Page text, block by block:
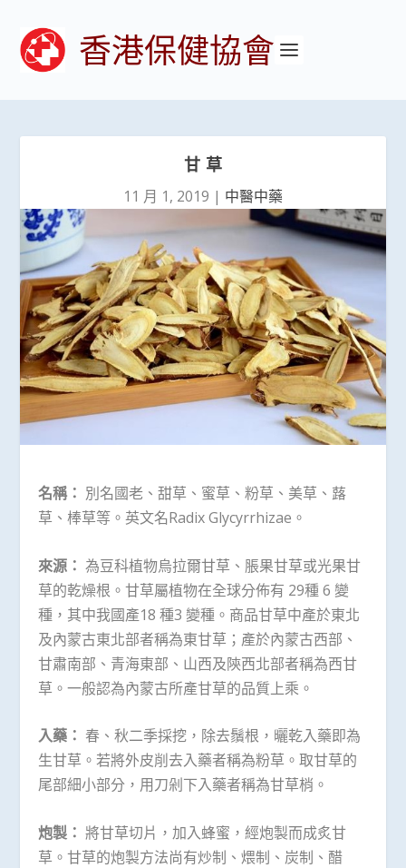
香港保健協會
甘 草
11 月 1, 2019 | 中醫中藥
名稱： 別名國老、甜草、蜜草、粉草、美草、蕗
草、棒草等。英文名Radix Glycyrrhizae。
來源： 為豆科植物烏拉爾甘草、脹果甘草或光果甘
草的乾燥根。甘草屬植物在全球分佈有 29種 6 變
種，其中我國產18 種3 變種。商品甘草中產於東北
及內蒙古東北部者稱為東甘草；產於內蒙古西部、
甘肅南部、青海東部、山西及陝西北部者稱為西甘
草。一般認為內蒙古所產甘草的品質上乘。
入藥： 春、秋二季採挖，除去鬚根，曬乾入藥即為
生甘草。若將外皮削去入藥者稱為粉草。取甘草的
尾部細小部分，用刀剁下入藥者稱為甘草梢。
炮製： 將甘草切片，加入蜂蜜，經炮製而成炙甘
草。甘草的炮製方法尚有炒制、煨制、炭制、醋